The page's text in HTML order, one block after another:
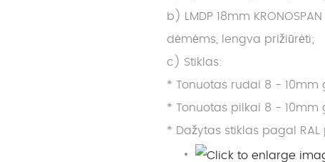
b) LMDP 18mm
dėmėms, lengva prižiūrėti;
c) Stiklas:
* Tonuotas rudai 8 - 10mm
* Tonuotas pilkai 8 - 10mm
* Dažytas stiklas pagal RAL